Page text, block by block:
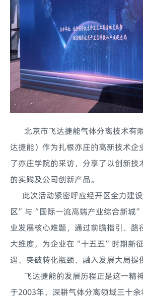
北京市飞达捷能气体分离技术有
达捷能）作为扎根亦庄的高新技术企
了亦庄学院的采访，分享了以创新技
的实践及公司创新产品。
此次活动紧密呼应经开区全力建
区”与“国际一流高端产业综合新城
业发展核心难题，通过前瞻指引、路
大维度，为企业在“十五五”时期新
遇、突破转化瓶颈、融入发展大局提
飞达捷能的发展历程正是这一精
于2003年，深耕气体分离领域三十